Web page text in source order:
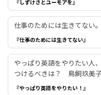
『しずけさとユーモアを』
仕事のためには生きてない
『仕事のためには生きてない』
やっぱり英語をやりたい人
つけるべきは？ 鳥飼玖美
『やっぱり英語をやりたい！』